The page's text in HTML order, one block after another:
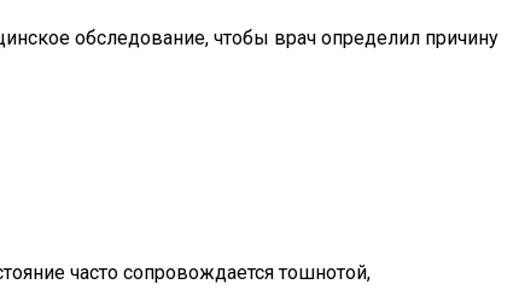
обследование, чтобы врач определил причину
часто сопровождается тошнотой,